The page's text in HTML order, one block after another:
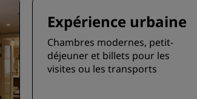
Expérience urbaine
Chambres modernes, petit-
déjeuner et billets pour les
visites ou les transports